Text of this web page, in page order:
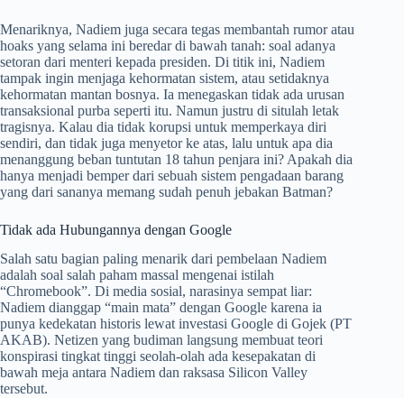
Menariknya, Nadiem juga secara tegas membantah rumor atau
hoaks yang selama ini beredar di bawah tanah: soal adanya
setoran dari menteri kepada presiden. Di titik ini, Nadiem
tampak ingin menjaga kehormatan sistem, atau setidaknya
kehormatan mantan bosnya. Ia menegaskan tidak ada urusan
transaksional purba seperti itu. Namun justru di situlah letak
tragisnya. Kalau dia tidak korupsi untuk memperkaya diri
sendiri, dan tidak juga menyetor ke atas, lalu untuk apa dia
menanggung beban tuntutan 18 tahun penjara ini? Apakah dia
hanya menjadi bemper dari sebuah sistem pengadaan barang
yang dari sananya memang sudah penuh jebakan Batman?
Tidak ada Hubungannya dengan Google
Salah satu bagian paling menarik dari pembelaan Nadiem
adalah soal salah paham massal mengenai istilah
“Chromebook”. Di media sosial, narasinya sempat liar:
Nadiem dianggap “main mata” dengan Google karena ia
punya kedekatan historis lewat investasi Google di Gojek (PT
AKAB). Netizen yang budiman langsung membuat teori
konspirasi tingkat tinggi seolah-olah ada kesepakatan di
bawah meja antara Nadiem dan raksasa Silicon Valley
tersebut.